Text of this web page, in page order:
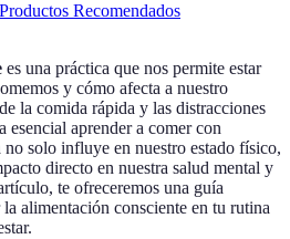
Productos Recomendados
es una práctica que nos permite estar
y cómo afecta a nuestro
la comida rápida y las distracciones
esencial aprender a comer con
solo influye en nuestro estado físico,
directo en nuestra salud mental y
te ofreceremos una guía
alimentación consciente en tu rutina